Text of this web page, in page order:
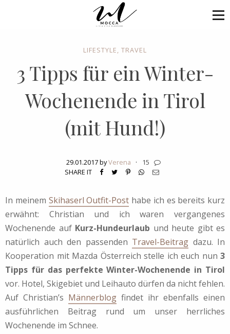
LIFESTYLE, TRAVEL
3 Tipps für ein Winter-
Wochenende in Tirol
(mit Hund!)
29.01.2017 byVerena ·
15
SHARE IT
In meinem Skihaserl Outfit-Post habe ich es bereits kurz
erwähnt: Christian und ich waren vergangenes
Wochenende auf Kurz-Hundeurlaub und heute gibt es
natürlich auch den passenden Travel-Beitrag dazu. In
Kooperation mit Mazda Österreich stelle ich euch nun 3
Tipps für das perfekte Winter-Wochenende in Tirol
vor. Hotel, Skigebiet und Leihauto dürfen da nicht fehlen.
Auf Christian’s Männerblog findet ihr ebenfalls einen
ausführlichen Beitrag rund um unser herrliches
Wochenende im Schnee.